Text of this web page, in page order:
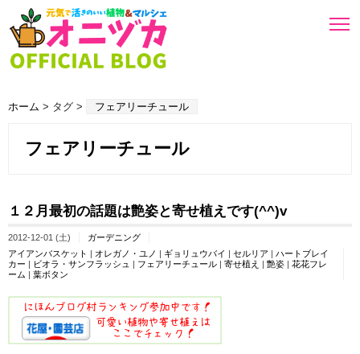
ホーム > タグ > フェアリーチュール
フェアリーチュール
１２月最初の話題は艶姿と寄せ植えです(^^)v
2012-12-01 (土)
ガーデニング
アイアンバスケット | オレガノ・ユノ | ギョリュウバイ | セルリア | ハートブレイ
カー | ビオラ・サンフラッシュ | フェアリーチュール | 寄せ植え | 艶姿 | 花花フレ
ーム | 葉ボタン